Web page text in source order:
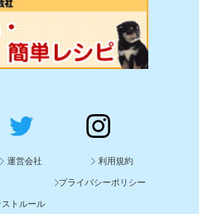
運営会社 利用規約
プライバシーポリシー
ストルール